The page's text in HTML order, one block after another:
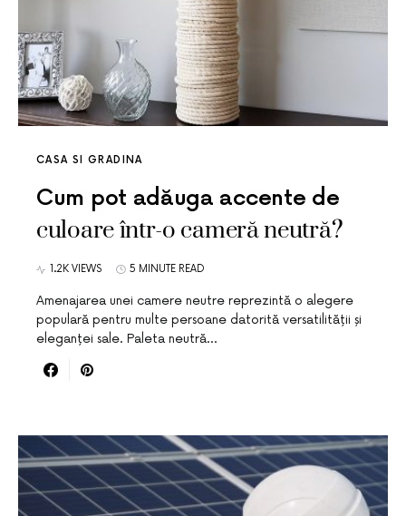
CASA SI GRADINA
Cum pot adăuga accente de
culoare într-o cameră neutră?
1.2K VIEWS 5 MINUTE READ
Amenajarea unei camere neutre reprezintă o alegere
populară pentru multe persoane datorită versatilității și
eleganței sale. Paleta neutră…